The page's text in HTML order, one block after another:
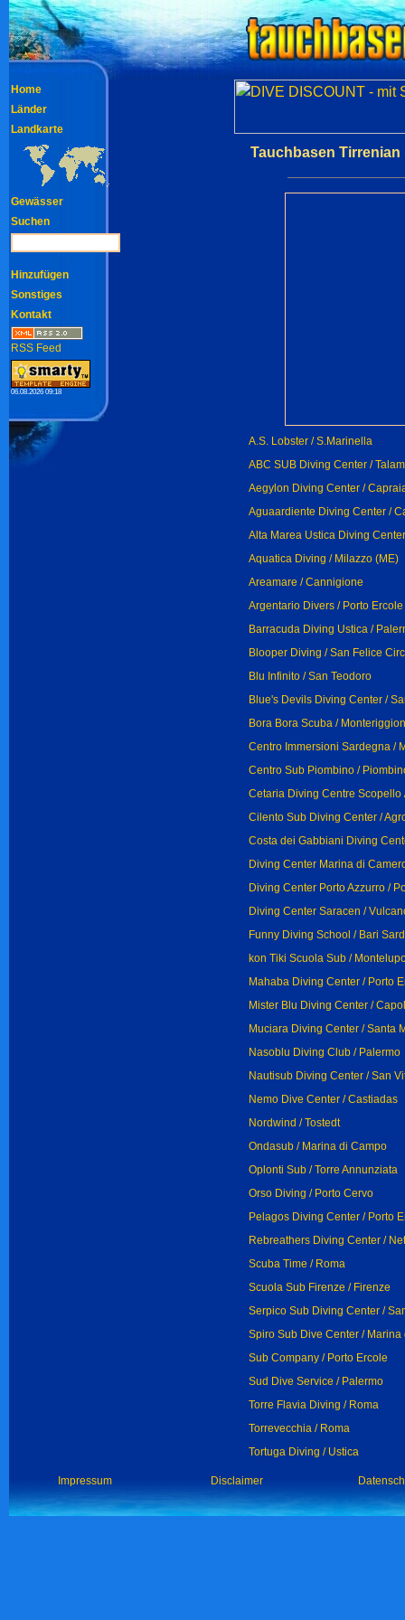
Tauchbasen Tirrenian
A.S. Lobster / S.Marinella
ABC SUB Diving Center /
Aegylon Diving Center /
Aguaardiente Diving Center /
Alta Marea Ustica Diving
Aquatica Diving / Milazzo (ME)
Areamare / Cannigione
Argentario Divers / Porto Ercole
Barracuda Diving Ustica /
Blooper Diving / San Felice
Blu Infinito / San Teodoro
Blue's Devils Diving Center /
Bora Bora Scuba /
Centro Immersioni Sardegna /
Centro Sub Piombino /
Cetaria Diving Centre
Cilento Sub Diving Center /
Costa dei Gabbiani Diving
Diving Center Marina di
Diving Center Porto Azzurro /
Diving Center Saracen /
Funny Diving School / Bari
kon Tiki Scuola Sub /
Mahaba Diving Center / Porto
Mister Blu Diving Center /
Muciara Diving Center / Santa
Nasoblu Diving Club / Palermo
Nautisub Diving Center / San
Nemo Dive Center / Castiadas
Nordwind / Tostedt
Ondasub / Marina di Campo
Oplonti Sub / Torre Annunziata
Orso Diving / Porto Cervo
Pelagos Diving Center / Porto
Rebreathers Diving Center /
Scuba Time / Roma
Scuola Sub Firenze / Firenze
Serpico Sub Diving Center /
Spiro Sub Dive Center / Marina
Sub Company / Porto Ercole
Sud Dive Service / Palermo
Torre Flavia Diving / Roma
Torrevecchia / Roma
Tortuga Diving / Ustica
Home
Länder
Landkarte
Gewässer
Suchen
Hinzufügen
Sonstiges
Kontakt
RSS Feed
06.08.2026 09:18
Impressum Disclaimer